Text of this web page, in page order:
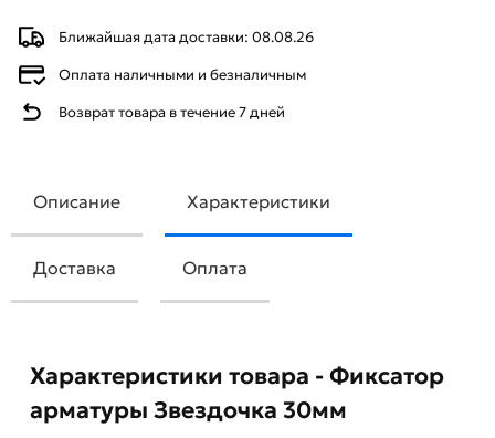
Ближайшая дата доставки: 08.08.26
Оплата наличными и безналичным
Возврат товара в течение 7 дней
Описание Характеристики
Доставка Оплата
Характеристики товара - Фиксатор
арматуры Звездочка 30мм